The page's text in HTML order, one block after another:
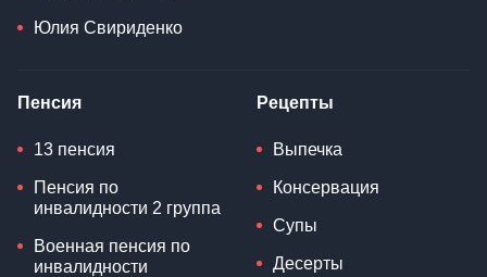
Юлия Свириденко
Пенсия
13 пенсия
Пенсия по
инвалидности 2 группа
Военная пенсия по
инвалидности
Рецепты
Выпечка
Консервация
Супы
Десерты